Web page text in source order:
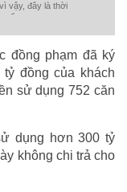
vậy, đây là thời
kế hoạch cho
đồng phạm đã ký
đồng của khách
sử dụng 752 căn
dụng hơn 300 tỷ
không chi trả cho